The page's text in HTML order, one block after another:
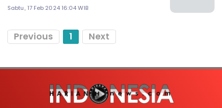
Sabtu, 17 Feb 2024 16:04 WIB
Previous 1 Next